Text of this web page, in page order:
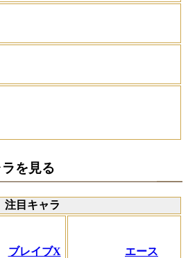
を見る
注目キャラ
ブレイブX
エース